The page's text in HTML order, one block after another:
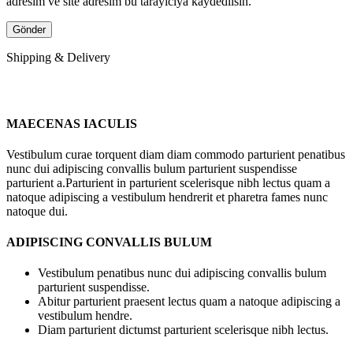
Shipping & Delivery
MAECENAS IACULIS
Vestibulum curae torquent diam diam commodo parturient penatibus
nunc dui adipiscing convallis bulum parturient suspendisse
parturient a.Parturient in parturient scelerisque nibh lectus quam a
natoque adipiscing a vestibulum hendrerit et pharetra fames nunc
natoque dui.
ADIPISCING CONVALLIS BULUM
Vestibulum penatibus nunc dui adipiscing convallis bulum
parturient suspendisse.
Abitur parturient praesent lectus quam a natoque adipiscing a
vestibulum hendre.
Diam parturient dictumst parturient scelerisque nibh lectus.